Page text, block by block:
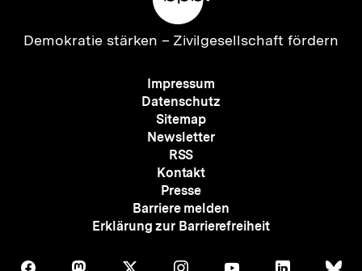
Zur
Demokratie stärken – Zivilgesellschaft fördern
Meta-
Navigation
Impressum
Datenschutz
Sitemap
Newsletter
RSS
Kontakt
Presse
Barriere melden
Erklärung zur Barrierefreiheit